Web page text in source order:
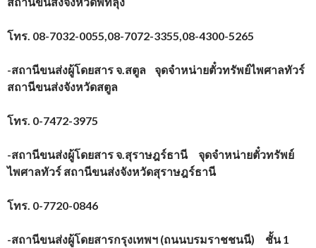
โทร. 08-7032-0055,08-7072-3355,08-4300-5265
-สถานีขนส่งผู้โดยสาร จ.สตูล จุดจำหน่ายตั๋วทรัพย์ไพศาลทัวร์
สถานีขนส่งจังหวัดสตูล
โทร. 0-7472-3975
-สถานีขนส่งผู้โดยสาร จ.สุราษฎร์ธานี จุดจำหน่ายตั๋วทรัพย์
ไพศาลทัวร์ สถานีขนส่งจังหวัดสุราษฎร์ธานี
โทร. 0-7720-0846
-สถานีขนส่งผู้โดยสารกรุงเทพฯ (ถนนบรมราชชนนี) ชั้น 1